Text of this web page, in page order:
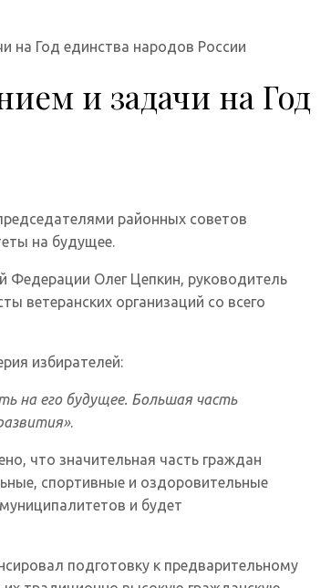
на Год единства народов России
и задачи на Год
районных советов
на будущее.
Федерации Олег Цепкин, руководитель
ветеранских организаций со всего
избирателей:
на его будущее. Большая часть
.
что значительная часть граждан
спортивные и оздоровительные
и будет
подготовку к предварительному